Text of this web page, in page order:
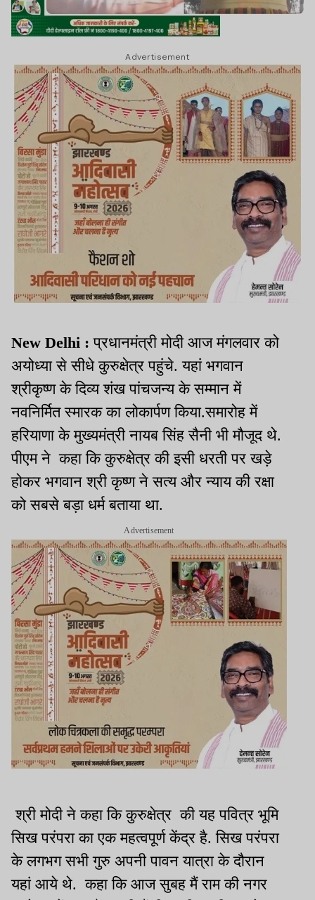
Advertisement
New Delhi :प्रधानमंत्री मोदी आज मंगलवार को
अयोध्या से सीधे कुरुक्षेत्र पहुंचे. यहां भगवान
श्रीकृष्ण के दिव्य शंख पांचजन्य के सम्मान में
नवनिर्मित स्मारक का लोकार्पण किया.समारोह में
हरियाणा के मुख्यमंत्री नायब सिंह सैनी भी मौजूद थे.
पीएम ने कहा कि कुरुक्षेत्र की इसी धरती पर खड़े
होकर भगवान श्री कृष्ण ने सत्य और न्याय की रक्षा
को सबसे बड़ा धर्म बताया था.
Advertisement
श्री मोदी ने कहा कि कुरुक्षेत्र की यह पवित्र भूमि
सिख परंपरा का एक महत्वपूर्ण केंद्र है. सिख परंपरा
के लगभग सभी गुरु अपनी पावन यात्रा के दौरान
यहां आये थे. कहा कि आज सुबह मैं राम की नगर